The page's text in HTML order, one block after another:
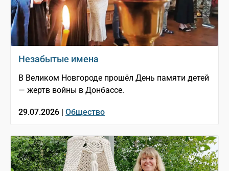
Незабытые имена
В Великом Новгороде прошёл День памяти детей
— жертв войны в Донбассе.
29.07.2026 | Общество